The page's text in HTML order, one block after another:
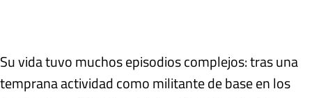
Su vida tuvo muchos episodios complejos: tras una
temprana actividad como militante de base en los